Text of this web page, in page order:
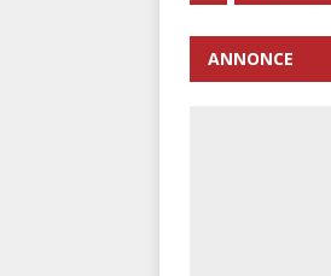
ANNONCE